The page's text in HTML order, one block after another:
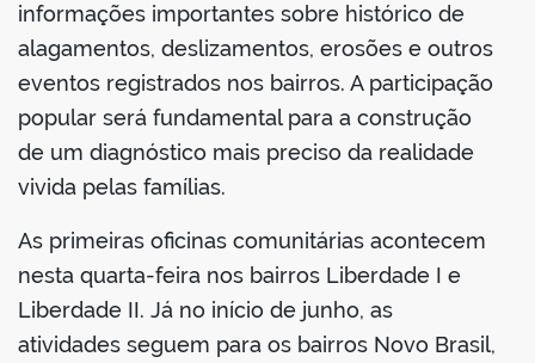
informações importantes sobre histórico de
alagamentos, deslizamentos, erosões e outros
eventos registrados nos bairros. A participação
popular será fundamental para a construção
de um diagnóstico mais preciso da realidade
vivida pelas famílias.
As primeiras oficinas comunitárias acontecem
nesta quarta-feira nos bairros Liberdade I e
Liberdade II. Já no início de junho, as
atividades seguem para os bairros Novo Brasil,